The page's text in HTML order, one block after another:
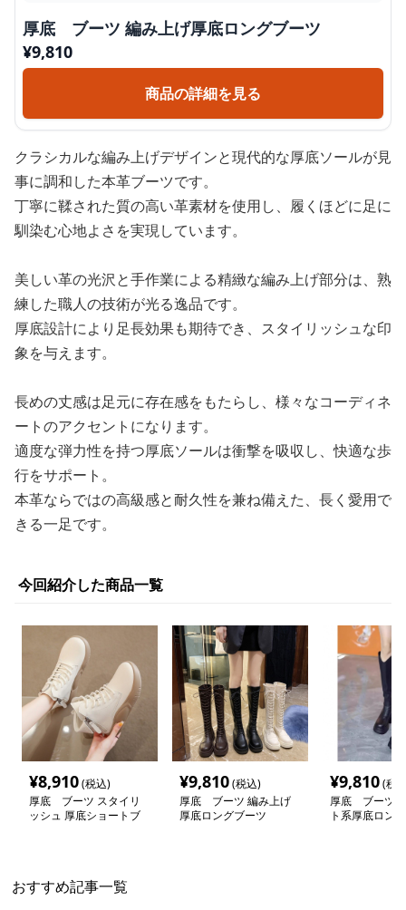
厚底 ブーツ 編み上げ厚底ロングブーツ
¥9,810
商品の詳細を見る
クラシカルな編み上げデザインと現代的な厚底ソールが見
事に調和した本革ブーツです。
丁寧に鞣された質の高い革素材を使用し、履くほどに足に
馴染む心地よさを実現しています。
美しい革の光沢と手作業による精緻な編み上げ部分は、熟
練した職人の技術が光る逸品です。
厚底設計により足長効果も期待でき、スタイリッシュな印
象を与えます。
長めの丈感は足元に存在感をもたらし、様々なコーディネ
ートのアクセントになります。
適度な弾力性を持つ厚底ソールは衝撃を吸収し、快適な歩
行をサポート。
本革ならではの高級感と耐久性を兼ね備えた、長く愛用で
きる一足です。
今回紹介した商品一覧
¥8,910(税込)
厚底 ブーツ スタイリ
ッシュ 厚底ショートブ
¥9,810(税込)
厚底 ブーツ 編み上げ
厚底ロングブーツ
¥9,810(税
厚底 ブーツ
ト系厚底ロン
おすすめ記事一覧